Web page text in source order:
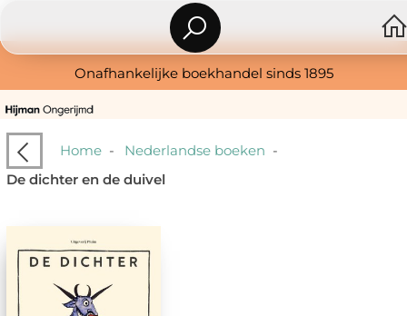
Onafhankelijke boekhandel sinds 1895
Home- Nederlandse boeken -
De dichter en de duivel